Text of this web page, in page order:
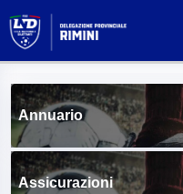
Annuario
Assicurazioni